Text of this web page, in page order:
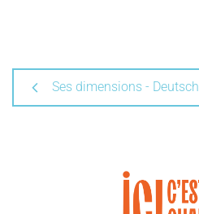
Ses dimensions - Deutsch